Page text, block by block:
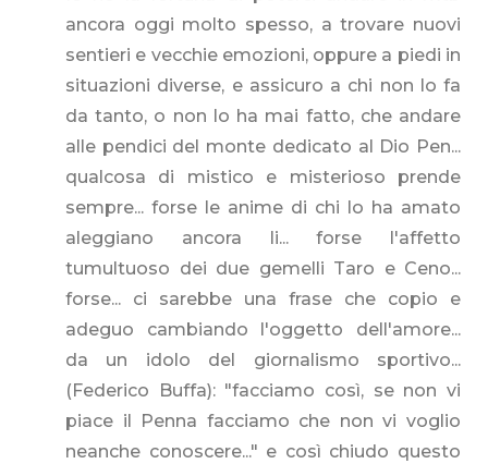
ancora oggi molto spesso, a trovare nuovi
sentieri e vecchie emozioni, oppure a piedi in
situazioni diverse, e assicuro a chi non lo fa
da tanto, o non lo ha mai fatto, che andare
alle pendici del monte dedicato al Dio Pen...
qualcosa di mistico e misterioso prende
sempre... forse le anime di chi lo ha amato
aleggiano ancora li... forse l'affetto
tumultuoso dei due gemelli Taro e Ceno...
forse... ci sarebbe una frase che copio e
adeguo cambiando l'oggetto dell'amore...
da un idolo del giornalismo sportivo...
(Federico Buffa): "facciamo così, se non vi
piace il Penna facciamo che non vi voglio
neanche conoscere..." e così chiudo questo